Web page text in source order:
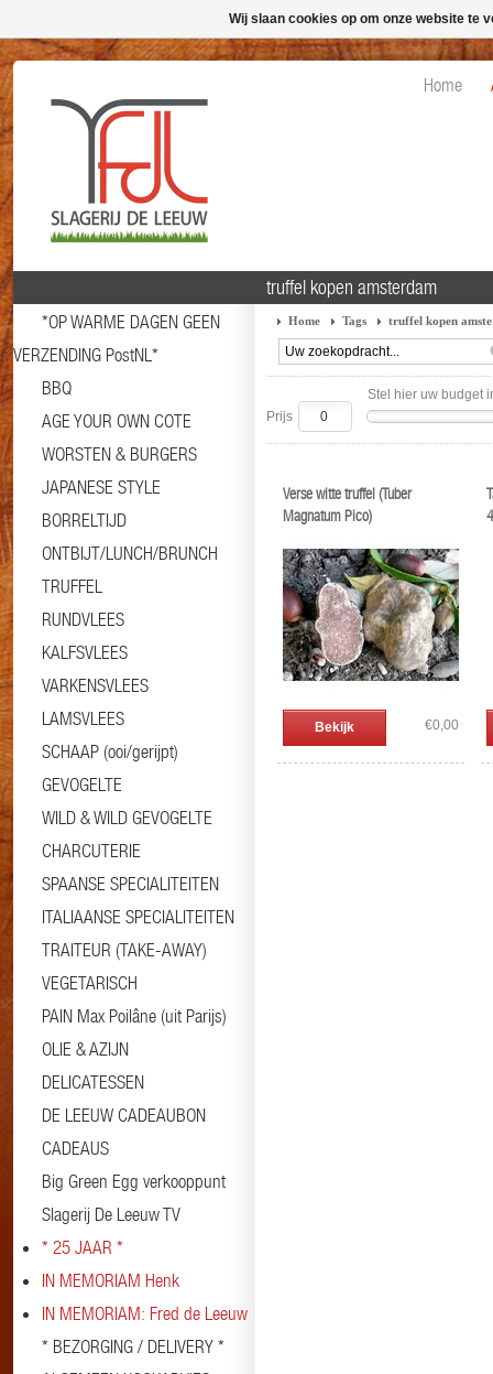
Home
*OP WARME DAGEN GEEN
VERZENDING PostNL*
BBQ
AGE YOUR OWN COTE
WORSTEN & BURGERS
JAPANESE STYLE
BORRELTIJD
ONTBIJT/LUNCH/BRUNCH
TRUFFEL
RUNDVLEES
KALFSVLEES
VARKENSVLEES
LAMSVLEES
SCHAAP (ooi/gerijpt)
GEVOGELTE
WILD & WILD GEVOGELTE
CHARCUTERIE
SPAANSE SPECIALITEITEN
ITALIAANSE SPECIALITEITEN
TRAITEUR (TAKE-AWAY)
VEGETARISCH
PAIN Max Poilâne (uit Parijs)
OLIE & AZIJN
DELICATESSEN
DE LEEUW CADEAUBON
CADEAUS
Big Green Egg verkooppunt
Slagerij De Leeuw TV
* 25 JAAR *
IN MEMORIAM Henk
IN MEMORIAM: Fred de Leeuw
* BEZORGING / DELIVERY *
truffel kopen amsterdam
Home Tags truffel kopen
Stel hier uw budget
Prijs
Verse witte truffel (Tuber
Magnatum Pico)
Bekijk €0,00
Wij slaan cookies op om onze website te